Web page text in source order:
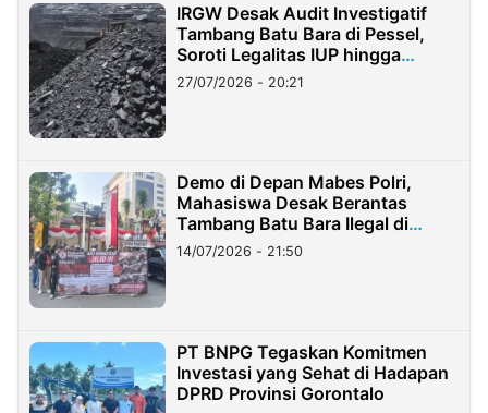
IRGW Desak Audit Investigatif
Tambang Batu Bara di Pessel,
Soroti Legalitas IUP hingga
Stockpile
27/07/2026 - 20:21
Demo di Depan Mabes Polri,
Mahasiswa Desak Berantas
Tambang Batu Bara Ilegal di
Lampung
14/07/2026 - 21:50
PT BNPG Tegaskan Komitmen
Investasi yang Sehat di Hadapan
DPRD Provinsi Gorontalo